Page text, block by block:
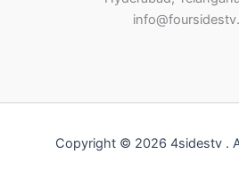
Copyright © 2026 4sidestv .